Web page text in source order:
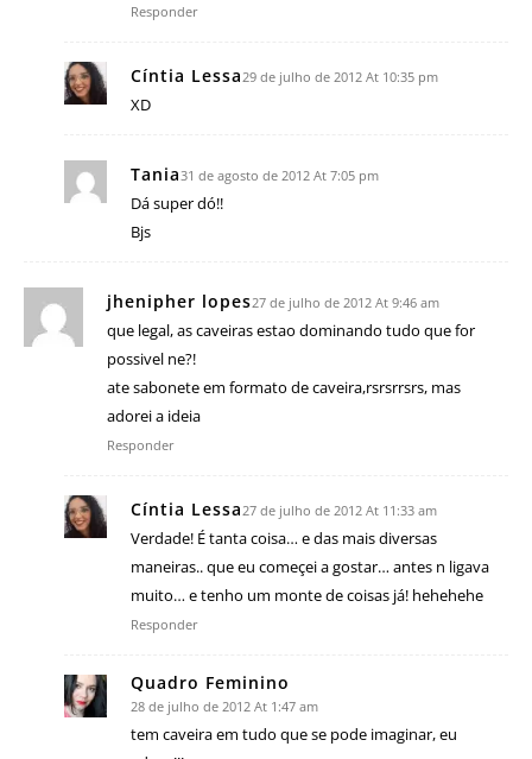
Responder
Cíntia Lessa29 de julho de 2012 At 10:35 pm
XD
Tania31 de agosto de 2012 At 7:05 pm
Dá super dó!!
Bjs
jhenipher lopes27 de julho de 2012 At 9:46 am
que legal, as caveiras estao dominando tudo que for
possivel ne?!
ate sabonete em formato de caveira,rsrsrrsrs, mas
adorei a ideia
Responder
Cíntia Lessa27 de julho de 2012 At 11:33 am
Verdade! É tanta coisa… e das mais diversas
maneiras.. que eu começei a gostar… antes n ligava
muito… e tenho um monte de coisas já! hehehehe
Responder
Quadro Feminino
28 de julho de 2012 At 1:47 am
tem caveira em tudo que se pode imaginar, eu